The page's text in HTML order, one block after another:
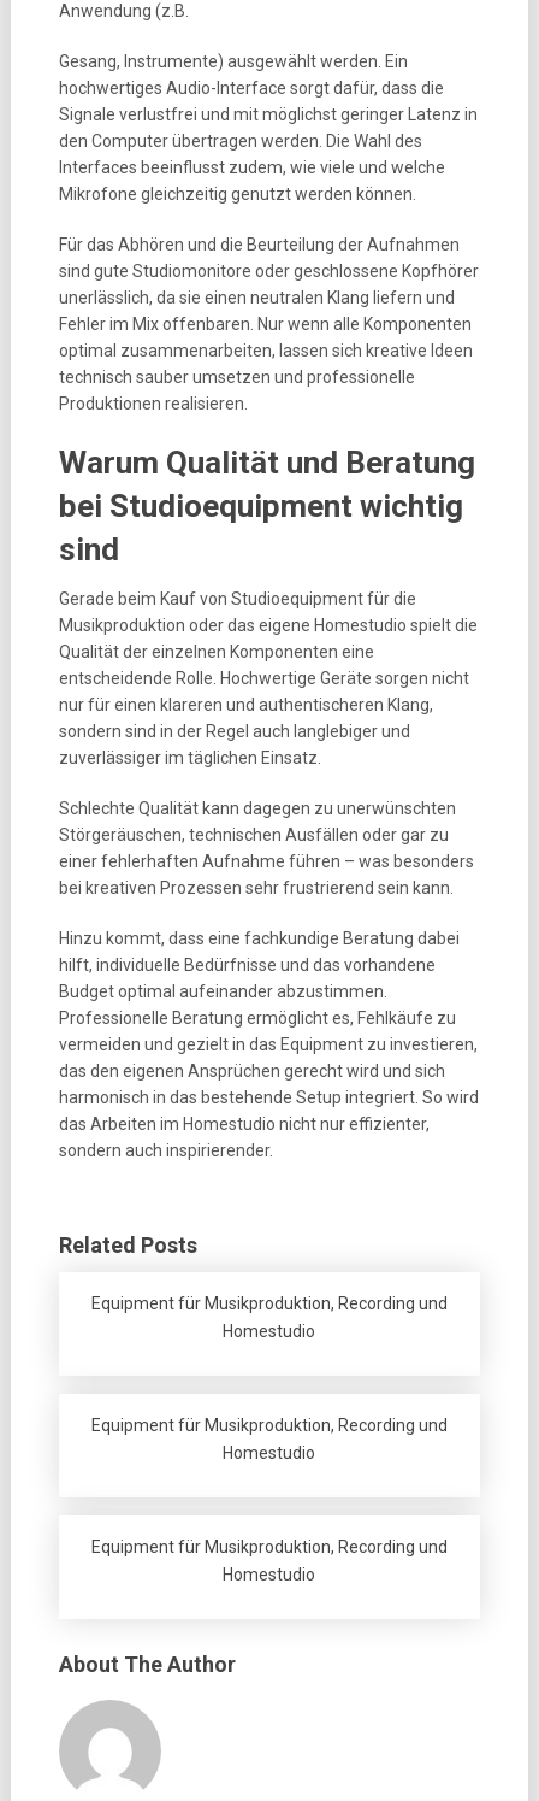
Anwendung (z.B.
Gesang, Instrumente) ausgewählt werden. Ein
hochwertiges Audio-Interface sorgt dafür, dass die
Signale verlustfrei und mit möglichst geringer Latenz in
den Computer übertragen werden. Die Wahl des
Interfaces beeinflusst zudem, wie viele und welche
Mikrofone gleichzeitig genutzt werden können.
Für das Abhören und die Beurteilung der Aufnahmen
sind gute Studiomonitore oder geschlossene Kopfhörer
unerlässlich, da sie einen neutralen Klang liefern und
Fehler im Mix offenbaren. Nur wenn alle Komponenten
optimal zusammenarbeiten, lassen sich kreative Ideen
technisch sauber umsetzen und professionelle
Produktionen realisieren.
Warum Qualität und Beratung
bei Studioequipment wichtig
sind
Gerade beim Kauf von Studioequipment für die
Musikproduktion oder das eigene Homestudio spielt die
Qualität der einzelnen Komponenten eine
entscheidende Rolle. Hochwertige Geräte sorgen nicht
nur für einen klareren und authentischeren Klang,
sondern sind in der Regel auch langlebiger und
zuverlässiger im täglichen Einsatz.
Schlechte Qualität kann dagegen zu unerwünschten
Störgeräuschen, technischen Ausfällen oder gar zu
einer fehlerhaften Aufnahme führen – was besonders
bei kreativen Prozessen sehr frustrierend sein kann.
Hinzu kommt, dass eine fachkundige Beratung dabei
hilft, individuelle Bedürfnisse und das vorhandene
Budget optimal aufeinander abzustimmen.
Professionelle Beratung ermöglicht es, Fehlkäufe zu
vermeiden und gezielt in das Equipment zu investieren,
das den eigenen Ansprüchen gerecht wird und sich
harmonisch in das bestehende Setup integriert. So wird
das Arbeiten im Homestudio nicht nur effizienter,
sondern auch inspirierender.
Related Posts
Equipment für Musikproduktion, Recording und
Homestudio
Equipment für Musikproduktion, Recording und
Homestudio
Equipment für Musikproduktion, Recording und
Homestudio
About The Author